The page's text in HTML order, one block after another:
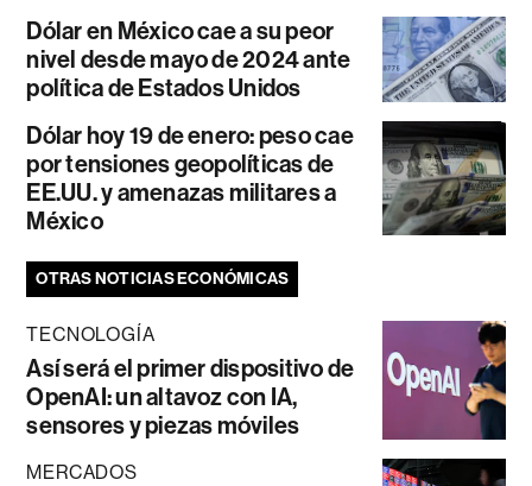
Dólar en México cae a su peor
nivel desde mayo de 2024 ante
política de Estados Unidos
Dólar hoy 19 de enero: peso cae
por tensiones geopolíticas de
EE.UU. y amenazas militares a
México
OTRAS NOTICIAS ECONÓMICAS
TECNOLOGÍA
Así será el primer dispositivo de
OpenAI: un altavoz con IA,
sensores y piezas móviles
MERCADOS